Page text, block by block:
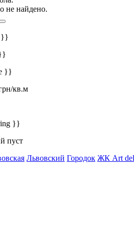
не найдено.
}}
}}
кв.м
}}
пуст
Львовский Городок ЖК Art